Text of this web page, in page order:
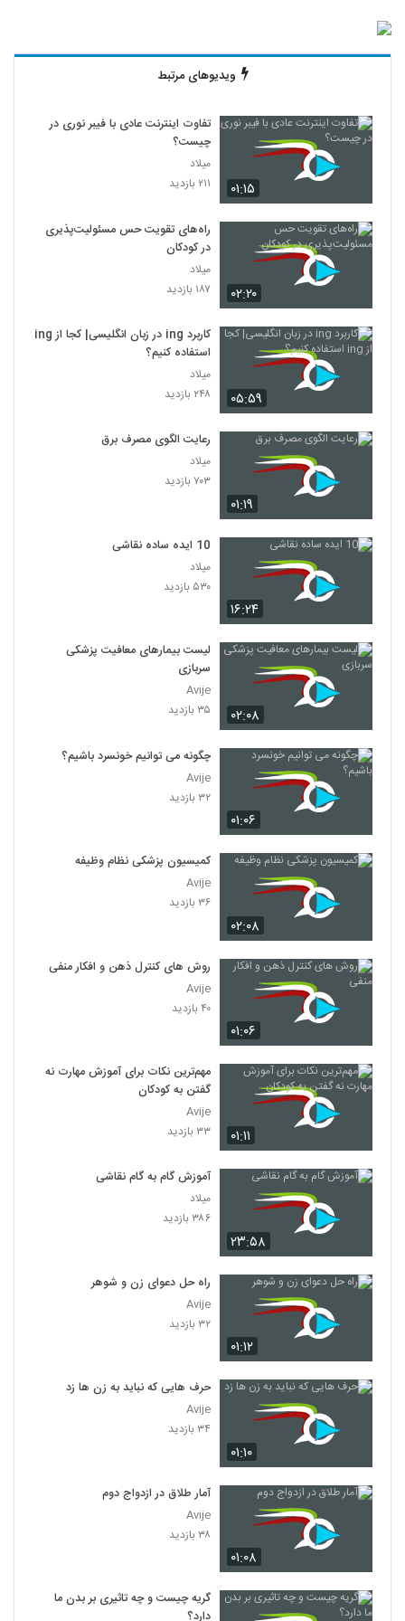
ویدیوهای مرتبط
۰۱:۱۵
تفاوت اینترنت عادی با فیبر نوری در
چیست؟
میلاد
۲۱۱ بازدید
۰۲:۲۰
راه‌های تقویت حس مسئولیت‌پذیری
در کودکان
میلاد
۱۸۷ بازدید
۰۵:۵۹
کاربرد ing در زبان انگلیسی| کجا از ing
استفاده کنیم؟
میلاد
۲۴۸ بازدید
۰۱:۱۹
رعایت الگوی مصرف برق
میلاد
۷۰۳ بازدید
۱۶:۲۴
10 ایده ساده نقاشی
میلاد
۵۳۰ بازدید
۰۲:۰۸
لیست بیمارهای معافیت پزشکی
سربازی
Avije
۳۵ بازدید
۰۱:۰۶
چگونه می توانیم خونسرد باشیم؟
Avije
۳۲ بازدید
۰۲:۰۸
کمیسیون پزشکی نظام وظیفه
Avije
۳۶ بازدید
۰۱:۰۶
روش های کنترل ذهن و افکار منفی
Avije
۴۰ بازدید
۰۱:۱۱
مهم‌ترین نکات برای آموزش مهارت نه
گفتن به کودکان
Avije
۳۳ بازدید
۲۳:۵۸
آموزش گام به گام نقاشی
میلاد
۳۸۶ بازدید
۰۱:۱۲
راه حل دعوای زن و شوهر
Avije
۳۲ بازدید
۰۱:۱۰
حرف هایی که نباید به زن ها زد
Avije
۳۴ بازدید
۰۱:۰۸
آمار طلاق در ازدواج دوم
Avije
۳۸ بازدید
گریه چیست و چه تاثیری بر بدن ما
دارد؟